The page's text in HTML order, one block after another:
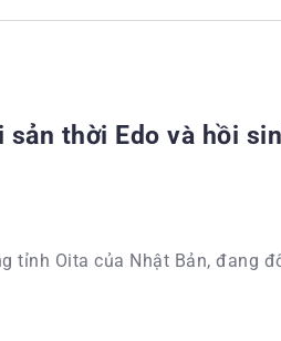
thời Edo và hồi
tỉnh Oita của Nhật Bản, đang